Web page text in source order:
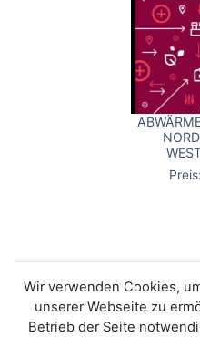
Preis:
Wir verwenden Cookies,
unserer Webseite zu
Betrieb der Seite